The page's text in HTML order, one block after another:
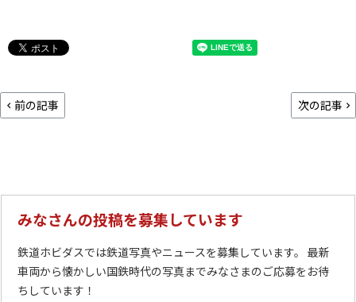
前の記事 次の記事
みなさんの投稿を募集しています
鉄道ホビダスでは鉄道写真やニュースを募集しています。 最新
車両から懐かしい国鉄時代の写真までみなさまのご応募をお待
ちしています！